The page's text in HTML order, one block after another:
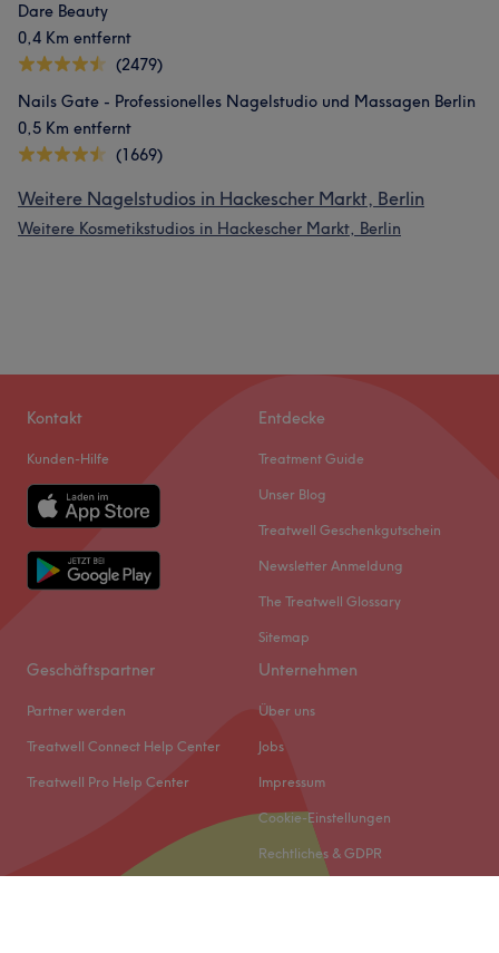
Dare Beauty
0,4 Km entfernt
(2479)
Nails Gate - Professionelles Nagelstudio und Massagen Berlin
0,5 Km entfernt
(1669)
Weitere Nagelstudios in Hackescher Markt, Berlin
Weitere Kosmetikstudios in Hackescher Markt, Berlin
Kontakt
Kunden-Hilfe
Entdecke
Treatment Guide
Unser Blog
Treatwell Geschenkgutschein
Newsletter Anmeldung
The Treatwell Glossary
Sitemap
Geschäftspartner
Partner werden
Treatwell Connect Help Center
Treatwell Pro Help Center
Unternehmen
Über uns
Jobs
Impressum
Cookie-Einstellungen
Rechtliches & GDPR